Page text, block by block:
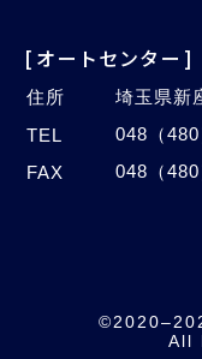
[オートセンター]
住所
埼玉県新
TEL
048（
FAX
048（
All